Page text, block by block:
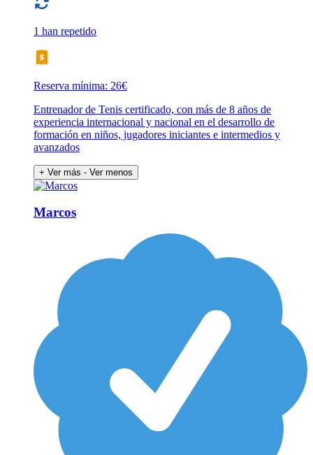
1 han repetido
Reserva mínima: 26€
Entrenador de Tenis certificado, con más de 8 años de
experiencia internacional y nacional en el desarrollo de
formación en niños, jugadores iniciantes e intermedios y
avanzados
+ Ver más - Ver menos
Marcos